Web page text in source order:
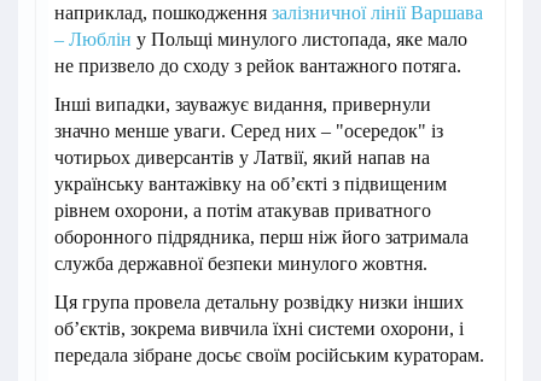
наприклад, пошкодження залізничної лінії Варшава
– Люблін у Польщі минулого листопада, яке мало
не призвело до сходу з рейок вантажного потяга.
Інші випадки, зауважує видання, привернули
значно менше уваги. Серед них – "осередок" із
чотирьох диверсантів у Латвії, який напав на
українську вантажівку на об’єкті з підвищеним
рівнем охорони, а потім атакував приватного
оборонного підрядника, перш ніж його затримала
служба державної безпеки минулого жовтня.
Ця група провела детальну розвідку низки інших
об’єктів, зокрема вивчила їхні системи охорони, і
передала зібране досьє своїм російським кураторам.